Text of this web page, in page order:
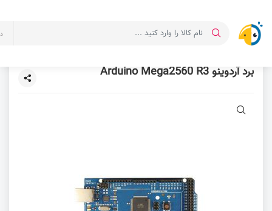
برد آردوینو Arduino Mega2560 R3